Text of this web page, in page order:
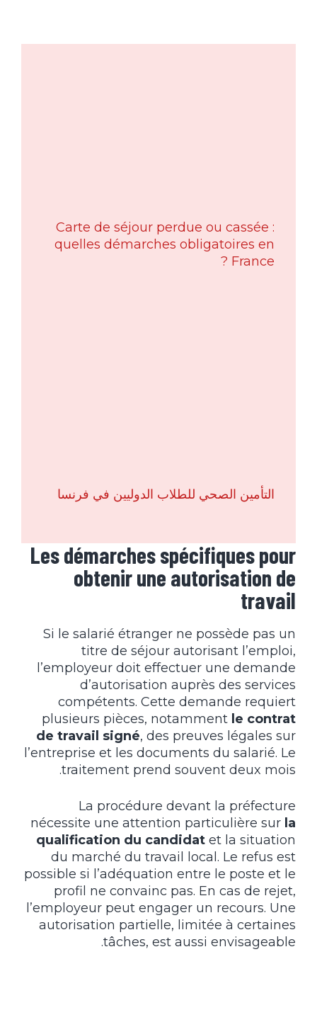
Carte de séjour perdue ou cassée :
quelles démarches obligatoires en
France ?
التأمين الصحي للطلاب الدوليين في فرنسا
Les démarches spécifiques pour
obtenir une autorisation de
travail
Si le salarié étranger ne possède pas un
titre de séjour autorisant l’emploi,
l’employeur doit effectuer une demande
d’autorisation auprès des services
compétents. Cette demande requiert
plusieurs pièces, notamment le contrat
de travail signé, des preuves légales sur
l’entreprise et les documents du salarié. Le
traitement prend souvent deux mois.
La procédure devant la préfecture
nécessite une attention particulière sur la
qualification du candidat et la situation
du marché du travail local. Le refus est
possible si l’adéquation entre le poste et le
profil ne convainc pas. En cas de rejet,
l’employeur peut engager un recours. Une
autorisation partielle, limitée à certaines
tâches, est aussi envisageable.